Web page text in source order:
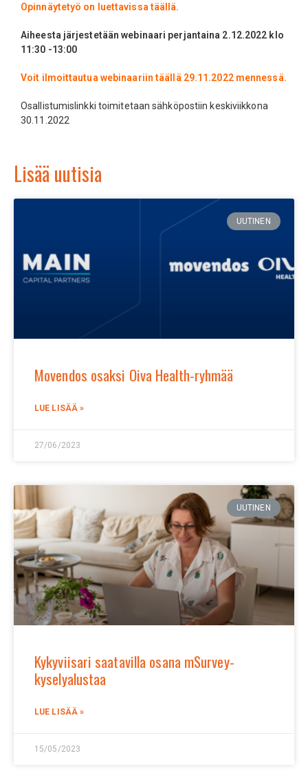
Opinnäytetyö on luettavissa täällä.
Aiheesta järjestetään webinaari perjantaina 2.12.2022 klo
11:30 -13:00
Voit ilmoittautua webinaariin täällä 29.11.2022 mennessä.
Osallistumislinkki toimitetaan sähköpostiin keskiviikkona
30.11.2022
Lisää uutisia
UUTINEN
Movendos osaksi Oiva Health-ryhmää
LUE LISÄÄ »
27/06/2023
UUTINEN
Kykyviisari saatavilla osana mSurvey-
kyselyalustaa
LUE LISÄÄ »
15/05/2023